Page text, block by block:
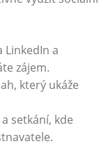
LinkedIn a
zájem.
který ukáže
setkání, kde‌